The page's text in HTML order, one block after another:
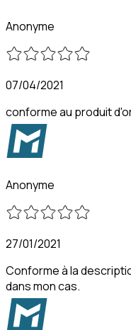
Anonyme
07/04/2021
conforme au produit
Anonyme
27/01/2021
Conforme à la
dans mon cas.